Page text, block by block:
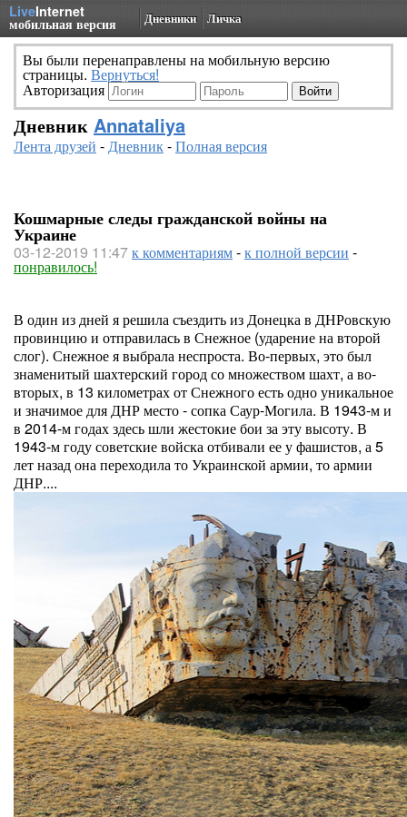
LiveInternet
мобильная версия Дневники Личка
Вы были перенаправлены на мобильную версию
страницы. Вернуться!
Авторизация
Дневник Annataliya
Лента друзей -Дневник-Полная версия
Кошмарные следы гражданской войны на
Украине
03-12-2019 11:47к комментариям-к полной версии -
понравилось!
В один из дней я решила съездить из Донецка в ДНРовскую
провинцию и отправилась в Снежное (ударение на второй
слог). Снежное я выбрала неспроста. Во-первых, это был
знаменитый шахтерский город со множеством шахт, а во-
вторых, в 13 километрах от Снежного есть одно уникальное
и значимое для ДНР место - сопка Саур-Могила. В 1943-м и
в 2014-м годах здесь шли жестокие бои за эту высоту. В
1943-м году советские войска отбивали ее у фашистов, а 5
лет назад она переходила то Украинской армии, то армии
ДНР....